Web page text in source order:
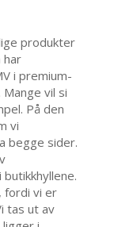
produkter
har
i premium-
vil si
På den
vi
begge sider.
fordi vi er
tas ut av